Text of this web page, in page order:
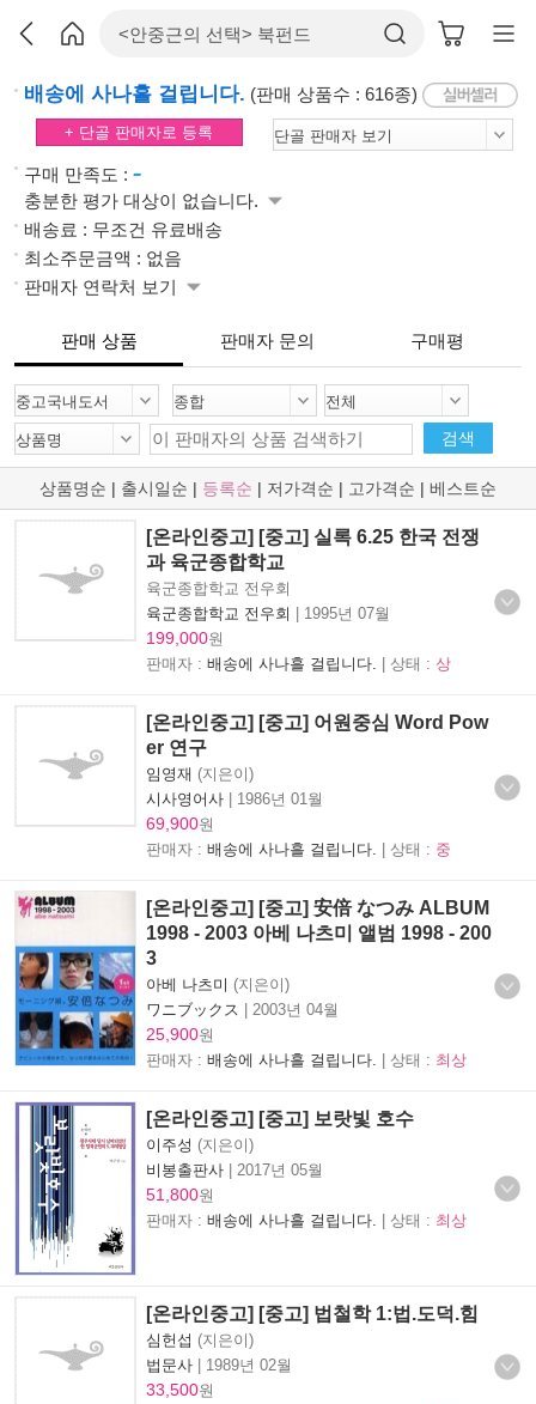
배송에 사나흘 걸립니다. (판매 상품수 : 616종)
+ 단골 판매자로 등록
구매 만족도 : -
충분한 평가 대상이 없습니다.
배송료 : 무조건 유료배송
최소주문금액 : 없음
판매자 연락처 보기
판매 상품 판매자 문의 구매평
검색
상품명순 | 출시일순 | 등록순 | 저가격순 | 고가격순 | 베스트순
[온라인중고] [중고] 실록 6.25 한국 전쟁
과 육군종합학교
육군종합학교 전우회
육군종합학교 전우회 | 1995년 07월
199,000원
판매자 : 배송에 사나흘 걸립니다. | 상태 : 상
[온라인중고] [중고] 어원중심 Word Pow
er 연구
임영재 (지은이)
시사영어사 | 1986년 01월
69,900원
판매자 : 배송에 사나흘 걸립니다. | 상태 : 중
[온라인중고] [중고] 安倍 なつみ ALBUM
1998 - 2003 아베 나츠미 앨범 1998 - 200
3
아베 나츠미 (지은이)
ワニブックス | 2003년 04월
25,900원
판매자 : 배송에 사나흘 걸립니다. | 상태 : 최상
[온라인중고] [중고] 보랏빛 호수
이주성 (지은이)
비봉출판사 | 2017년 05월
51,800원
판매자 : 배송에 사나흘 걸립니다. | 상태 : 최상
[온라인중고] [중고] 법철학 1:법.도덕.힘
심헌섭 (지은이)
법문사 | 1989년 02월
33,500원